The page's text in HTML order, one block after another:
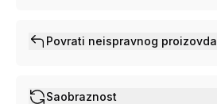
Povrati neispravnog proizovda
Saobraznost